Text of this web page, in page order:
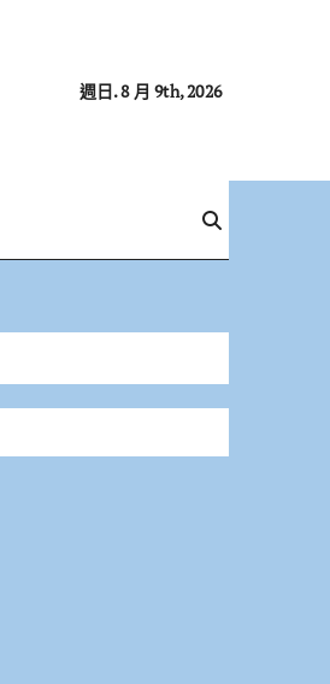
週日. 8 月 9th, 2026